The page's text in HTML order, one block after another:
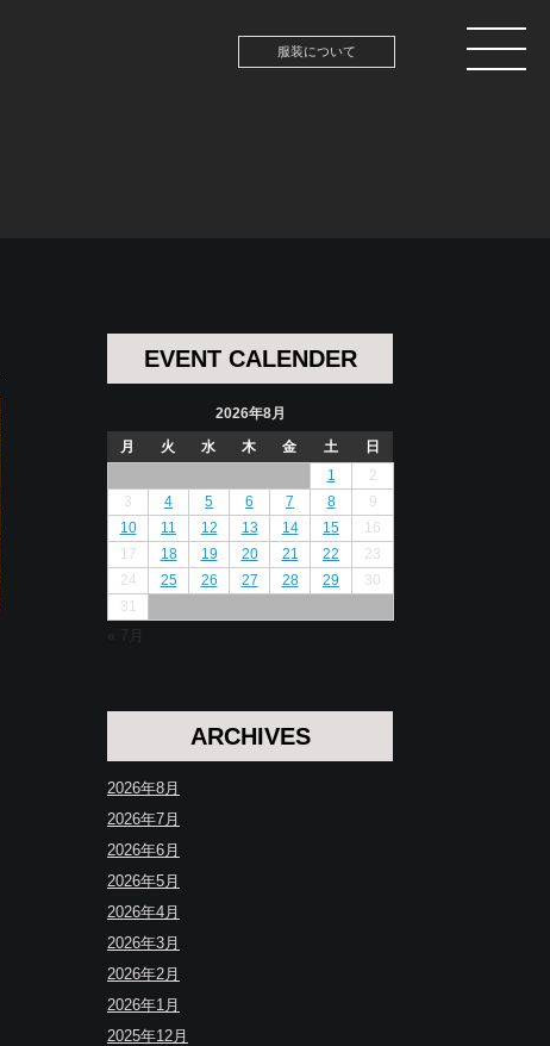
服装について
EVENT CALENDER
2026年8月
月
火 水 木 金 土
日
1
2
3
4 5 6 7 8
9
10
11 12 13 14 15
16
17
18 19 20 21 22
23
24
25 26 27 28 29
30
31
« 7月
ARCHIVES
2026年8月
2026年7月
2026年6月
2026年5月
2026年4月
2026年3月
2026年2月
2026年1月
2025年12月